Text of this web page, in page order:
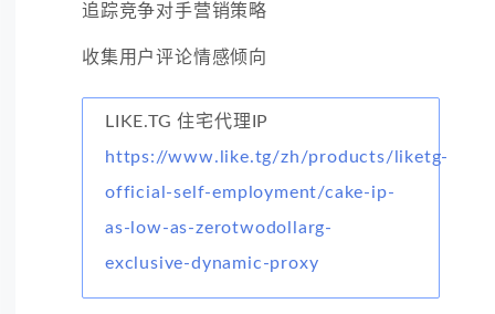
追踪竞争对手营销策略
收集用户评论情感倾向
LIKE.TG 住宅代理IP
https://www.like.tg/zh/products/liketg-
official-self-employment/cake-ip-
as-low-as-zerotwodollarg-
exclusive-dynamic-proxy